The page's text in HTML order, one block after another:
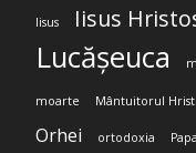
Iisus Iisus
Lucășeuca
moarte Mântuitorul
Orhei ortodoxia